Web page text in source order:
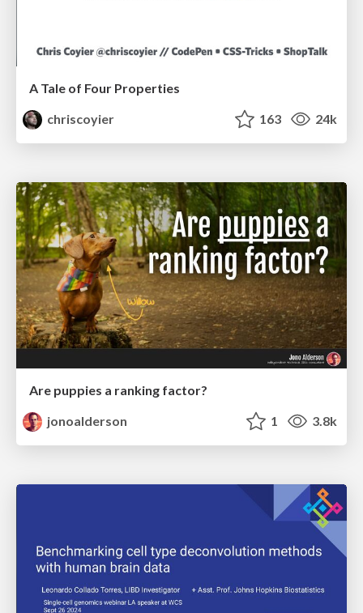
A Tale of Four Properties
chriscoyier
163 24k
Are puppies a ranking factor?
jonoalderson
1 3.8k